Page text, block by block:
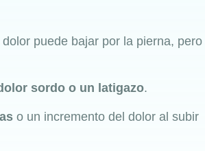
puede bajar por la pierna, pero
sordo o un latigazo.
o un incremento del dolor al subir